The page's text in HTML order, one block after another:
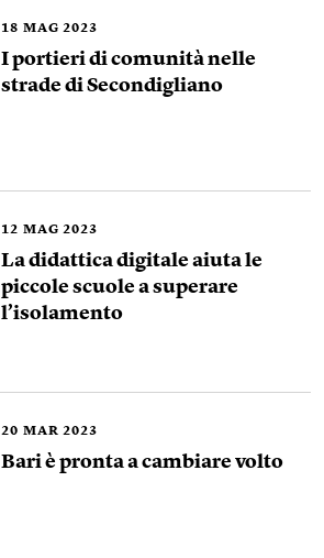
18 MAG 2023
I portieri di comunità nelle
strade di Secondigliano
12 MAG 2023
La didattica digitale aiuta le
piccole scuole a superare
l’isolamento
20 MAR 2023
Bari è pronta a cambiare volto